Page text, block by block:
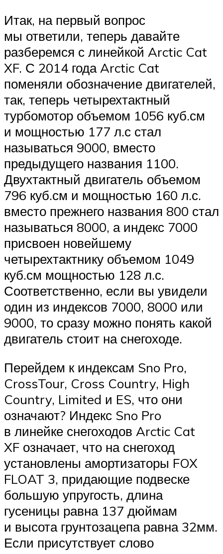
Итак, на первый вопрос
мы ответили, теперь давайте
разберемся с линейкой Arctic Cat
XF. С 2014 года Arctic Cat
поменяли обозначение двигателей,
так, теперь четырехтактный
турбомотор объемом 1056 куб.см
и мощностью 177 л.с стал
называться 9000, вместо
предыдущего названия 1100.
Двухтактный двигатель объемом
796 куб.см и мощностью 160 л.с.
вместо прежнего названия 800 стал
называться 8000, а индекс 7000
присвоен новейшему
четырехтактнику объемом 1049
куб.см мощностью 128 л.с.
Соответственно, если вы увидели
один из индексов 7000, 8000 или
9000, то сразу можно понять какой
двигатель стоит на снегоходе.
Перейдем к индексам Sno Pro,
CrossTour, Cross Country, High
Country, Limited и ES, что они
означают? Индекс Sno Pro
в линейке снегоходов Arctic Cat
XF означает, что на снегоход
установлены амортизаторы FOX
FLOAT 3, придающие подвеске
большую упругость, длина
гусеницы равна 137 дюймам
и высота грунтозацепа равна 32мм.
Если присутствует слово